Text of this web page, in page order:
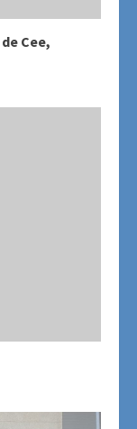
Cee,